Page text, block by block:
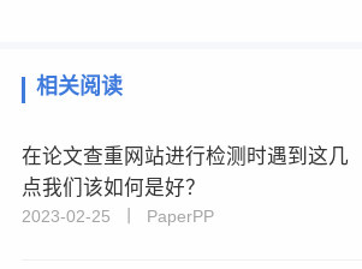
相关阅读
在论文查重网站进行检测时遇到这几
点我们该如何是好？
2023-02-25 丨 PaperPP